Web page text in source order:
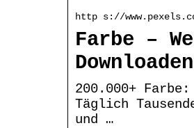
http s://
Farbe –
200.000+
Täglich
und …